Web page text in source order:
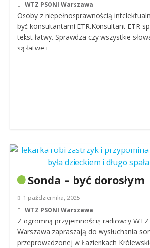
WTZ PSONI Warszawa
Osoby z niepełnosprawnością
być konsultantami ETR.Konsultant ETR
tekst łatwy. Sprawdza czy wszystkie
są łatwe i…..
Sonda – być dorosłym
1 października, 2025
WTZ PSONI Warszawa
Z ogromną przyjemnością radiowcy WTZ
Warszawa zapraszają do wysłuchania
przeprowadzonej w Łazienkach